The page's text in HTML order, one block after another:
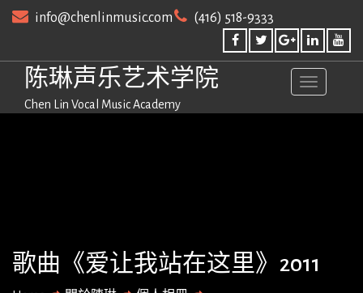
info@chenlinmusic.com (416) 518-9333
陈琳声乐艺术学院
Chen Lin Vocal Music Academy
歌曲《爱让我站在这里》2011